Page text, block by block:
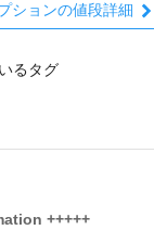
ションの値段詳細
るタグ
+++++